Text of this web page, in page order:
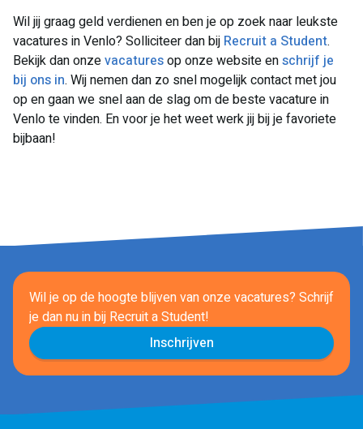
Wil jij graag geld verdienen en ben je op zoek naar leukste
vacatures in Venlo? Solliciteer dan bij Recruit a Student.
Bekijk dan onzevacaturesop onze website enschrijf je
bij ons in. Wij nemen dan zo snel mogelijk contact met jou
op en gaan we snel aan de slag om de beste vacature in
Venlo te vinden. En voor je het weet werk jij bij je favoriete
bijbaan!
Wil je op de hoogte blijven van onze vacatures? Schrijf
je dan nu inbij Recruit a Student!
Inschrijven